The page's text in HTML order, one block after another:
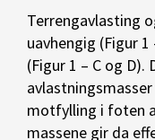
Terrengavlasting
uavhengig (Figur
(Figur 1 – C og
motfylling i foten
massene gir da